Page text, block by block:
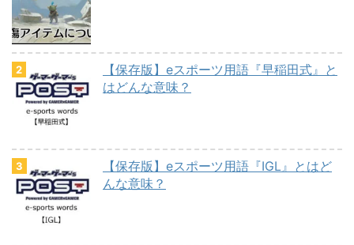
【保存版】eスポーツ用語『早稲田式』と
はどんな意味？
【保存版】eスポーツ用語『IGL』とはど
んな意味？